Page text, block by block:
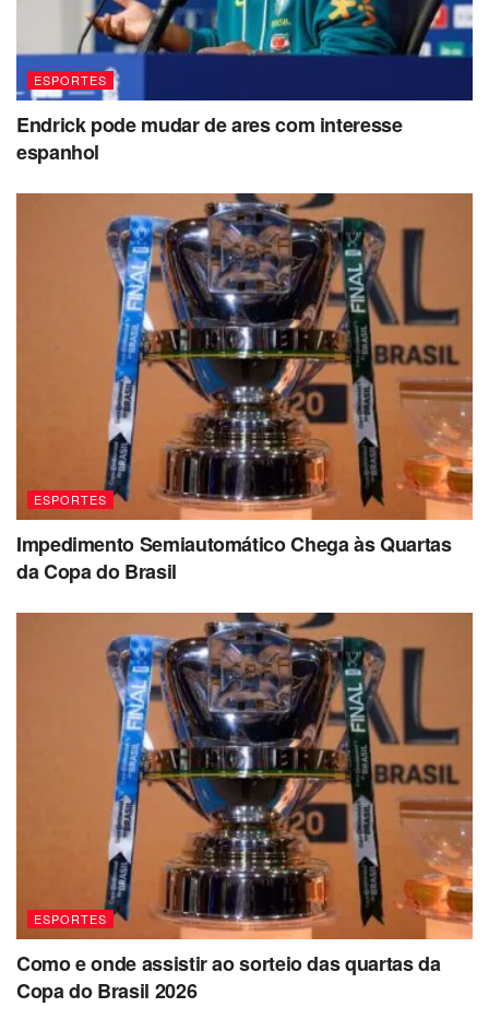
ESPORTES
Endrick pode mudar de ares com interesse
espanhol
ESPORTES
Impedimento Semiautomático Chega às Quartas
da Copa do Brasil
ESPORTES
Como e onde assistir ao sorteio das quartas da
Copa do Brasil 2026